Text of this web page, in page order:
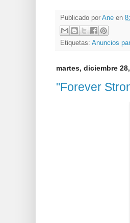
Publicado por Ane en
Etiquetas: Anuncios
martes, diciembre
"Forever